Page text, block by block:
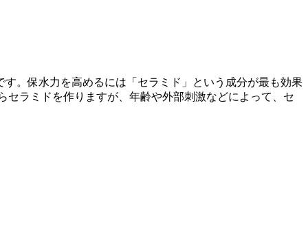
。保水力を高めるには「セラミド」という成分が最も効果
ラミドを作りますが、年齢や外部刺激などによって、セ